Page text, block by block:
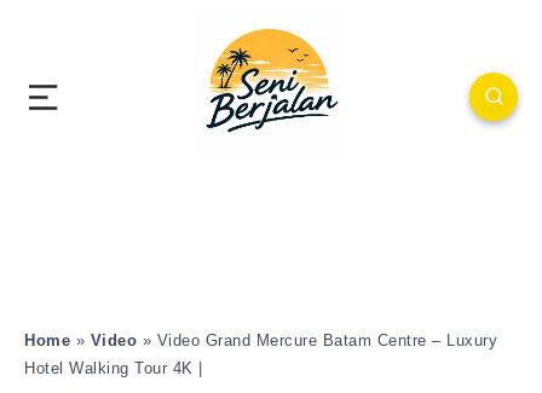
Home » Video » Video Grand Mercure Batam Centre – Luxury
Hotel Walking Tour 4K |